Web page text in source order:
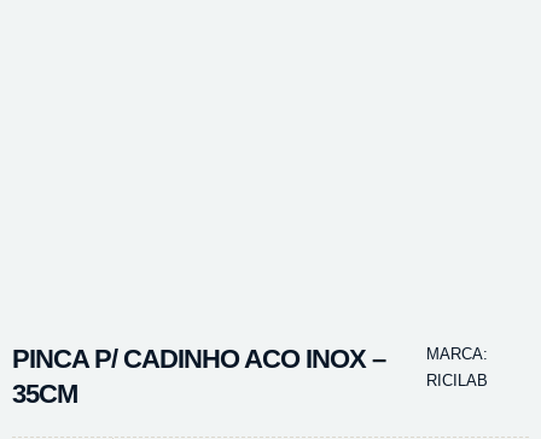
PINCA P/ CADINHO ACO INOX –
35CM
MARCA:
RICILAB